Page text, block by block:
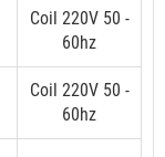
Coil 220V 50 -
60hz
Coil 220V 50 -
60hz